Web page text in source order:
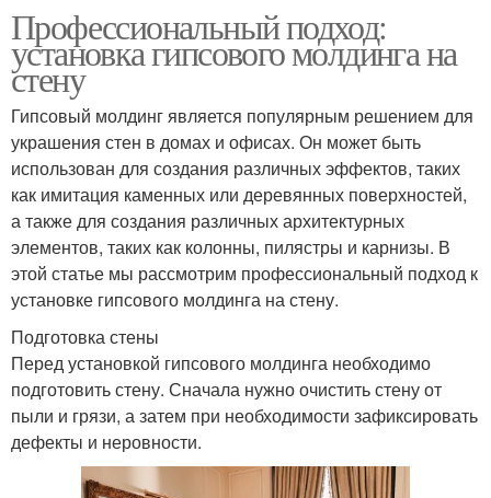
Профессиональный подход:
установка гипсового молдинга на
стену
Гипсовый молдинг является популярным решением для
украшения стен в домах и офисах. Он может быть
использован для создания различных эффектов, таких
как имитация каменных или деревянных поверхностей,
а также для создания различных архитектурных
элементов, таких как колонны, пилястры и карнизы. В
этой статье мы рассмотрим профессиональный подход к
установке гипсового молдинга на стену.
Подготовка стены
Перед установкой гипсового молдинга необходимо
подготовить стену. Сначала нужно очистить стену от
пыли и грязи, а затем при необходимости зафиксировать
дефекты и неровности.